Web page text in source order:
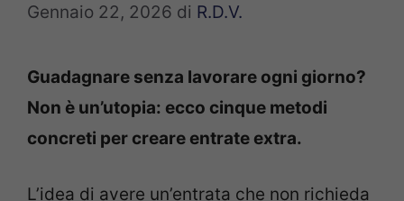
Gennaio 22, 2026 di R.D.V.
Guadagnare senza lavorare ogni giorno?
Non è un’utopia: ecco cinque metodi
concreti per creare entrate extra.
L’idea di avere un’entrata che non richieda